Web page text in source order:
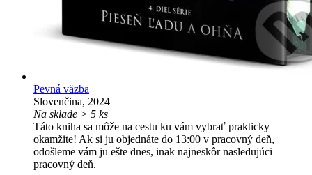
Pevná väzba
Slovenčina, 2024
Na sklade > 5 ks
Táto kniha sa môže na cestu ku vám vybrať prakticky
okamžite! Ak si ju objednáte do 13:00 v pracovný deň,
odošleme vám ju ešte dnes, inak najneskôr nasledujúci
pracovný deň.